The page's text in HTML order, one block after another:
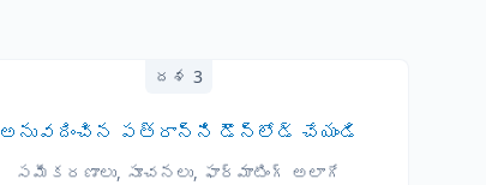
దశ 3
అనువదించిన పత్రాన్ని డౌన్‌లోడ్ చేయండి
సమీకరణాలు, సూచనలు, ఫార్మాటింగ్ అలాగే